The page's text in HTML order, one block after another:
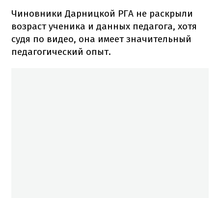
Чиновники Дарницкой РГА не раскрыли
возраст ученика и данных педагога, хотя
судя по видео, она имеет значительный
педагогический опыт.